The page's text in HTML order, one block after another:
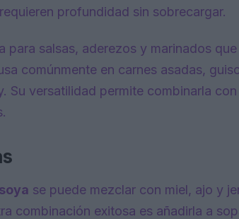
profundidad sin sobrecargar.
para salsas, aderezos y marinados que
comúnmente en carnes asadas,
Su versatilidad permite combinarla
se puede mezclar con miel, ajo y
combinación exitosa es añadirla a